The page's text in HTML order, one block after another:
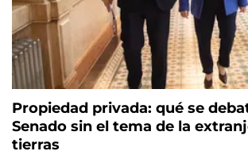
Propiedad privada: qué se
Senado sin el tema de la
tierras